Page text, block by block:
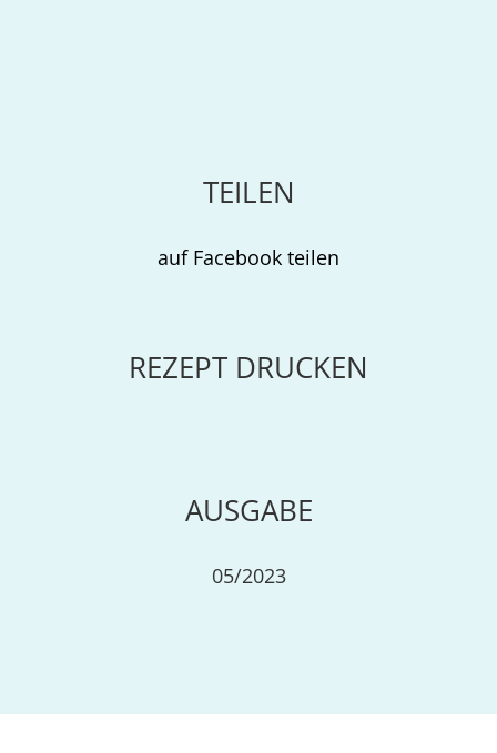
TEILEN
auf Facebook teilen
REZEPT DRUCKEN
AUSGABE
05/2023